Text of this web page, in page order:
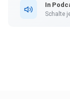
auf dem
wieder
In
Schalte